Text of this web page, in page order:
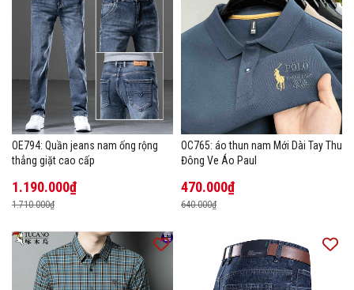
OE794: Quần jeans nam ống rộng
thẳng giặt cao cấp
1.190.000₫
1.710.000₫
OC765: áo thun nam Mới Dài Tay Thu
Đông Ve Áo Paul
470.000₫
640.000₫